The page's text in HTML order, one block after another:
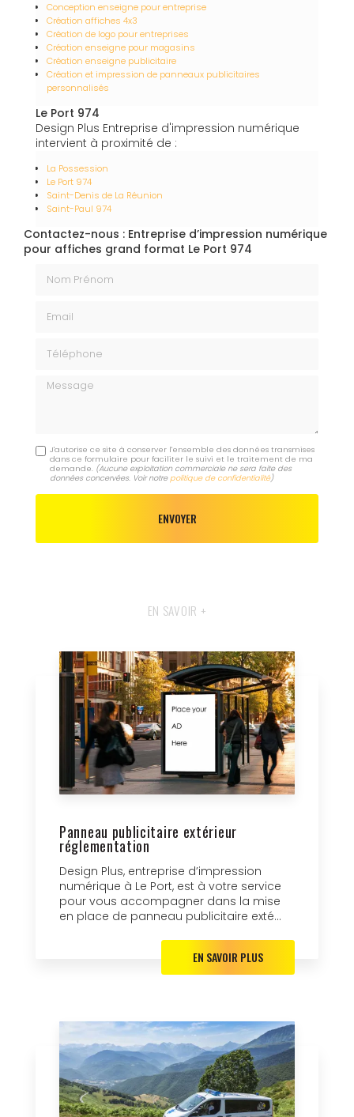
Conception enseigne pour entreprise
Création affiches 4x3
Création de logo pour entreprises
Création enseigne pour magasins
Création enseigne publicitaire
Création et impression de panneaux publicitaires
personnalisés
Le Port 974
Design Plus Entreprise d'impression numérique
intervient à proximité de :
La Possession
Le Port 974
Saint-Denis de La Réunion
Saint-Paul 974
Contactez-nous : Entreprise d’impression numérique
pour affiches grand format Le Port 974
Message
J'autorise ce site à conserver l'ensemble des données transmises
dans ce formulaire pour faciliter le suivi et le traitement de ma
demande. (Aucune exploitation commerciale ne sera faite des
données concervées. Voir notre politique de confidentialité)
EN SAVOIR +
Panneau publicitaire extérieur
réglementation
Design Plus, entreprise d’impression
numérique à Le Port, est à votre service
pour vous accompagner dans la mise
en place de panneau publicitaire exté...
EN SAVOIR PLUS